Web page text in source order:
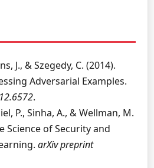
J., & Szegedy, C. (2014).
Adversarial Examples.
.
P., Sinha, A., & Wellman, M.
Science of Security and
arXiv preprint